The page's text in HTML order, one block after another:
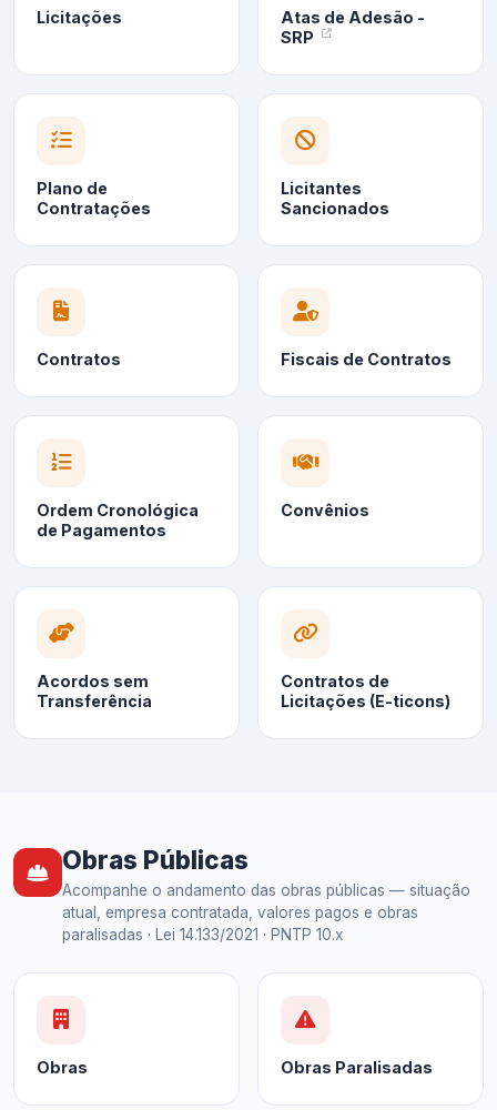
Licitações
Atas de Adesão -
SRP
Plano de
Contratações
Licitantes
Sancionados
Contratos Fiscais de Contratos
Ordem Cronológica
de Pagamentos
Convênios
Acordos sem
Transferência
Contratos de
Licitações (E-ticons)
Obras Públicas
Acompanhe o andamento das obras públicas — situação
atual, empresa contratada, valores pagos e obras
paralisadas · Lei 14.133/2021 · PNTP 10.x
Obras Obras Paralisadas